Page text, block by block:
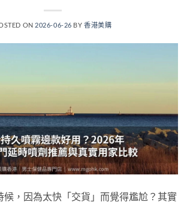
ON 2026-06-26 BY香港美購
候，因為太快「交貨」而覺得尷尬？其實